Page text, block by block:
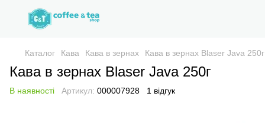
Каталог Кава Кава в зернах Кава в зернах Blaser Java 250г
Кава в зернах Blaser Java 250г
В наявності Артикул: 000007928 1 відгук